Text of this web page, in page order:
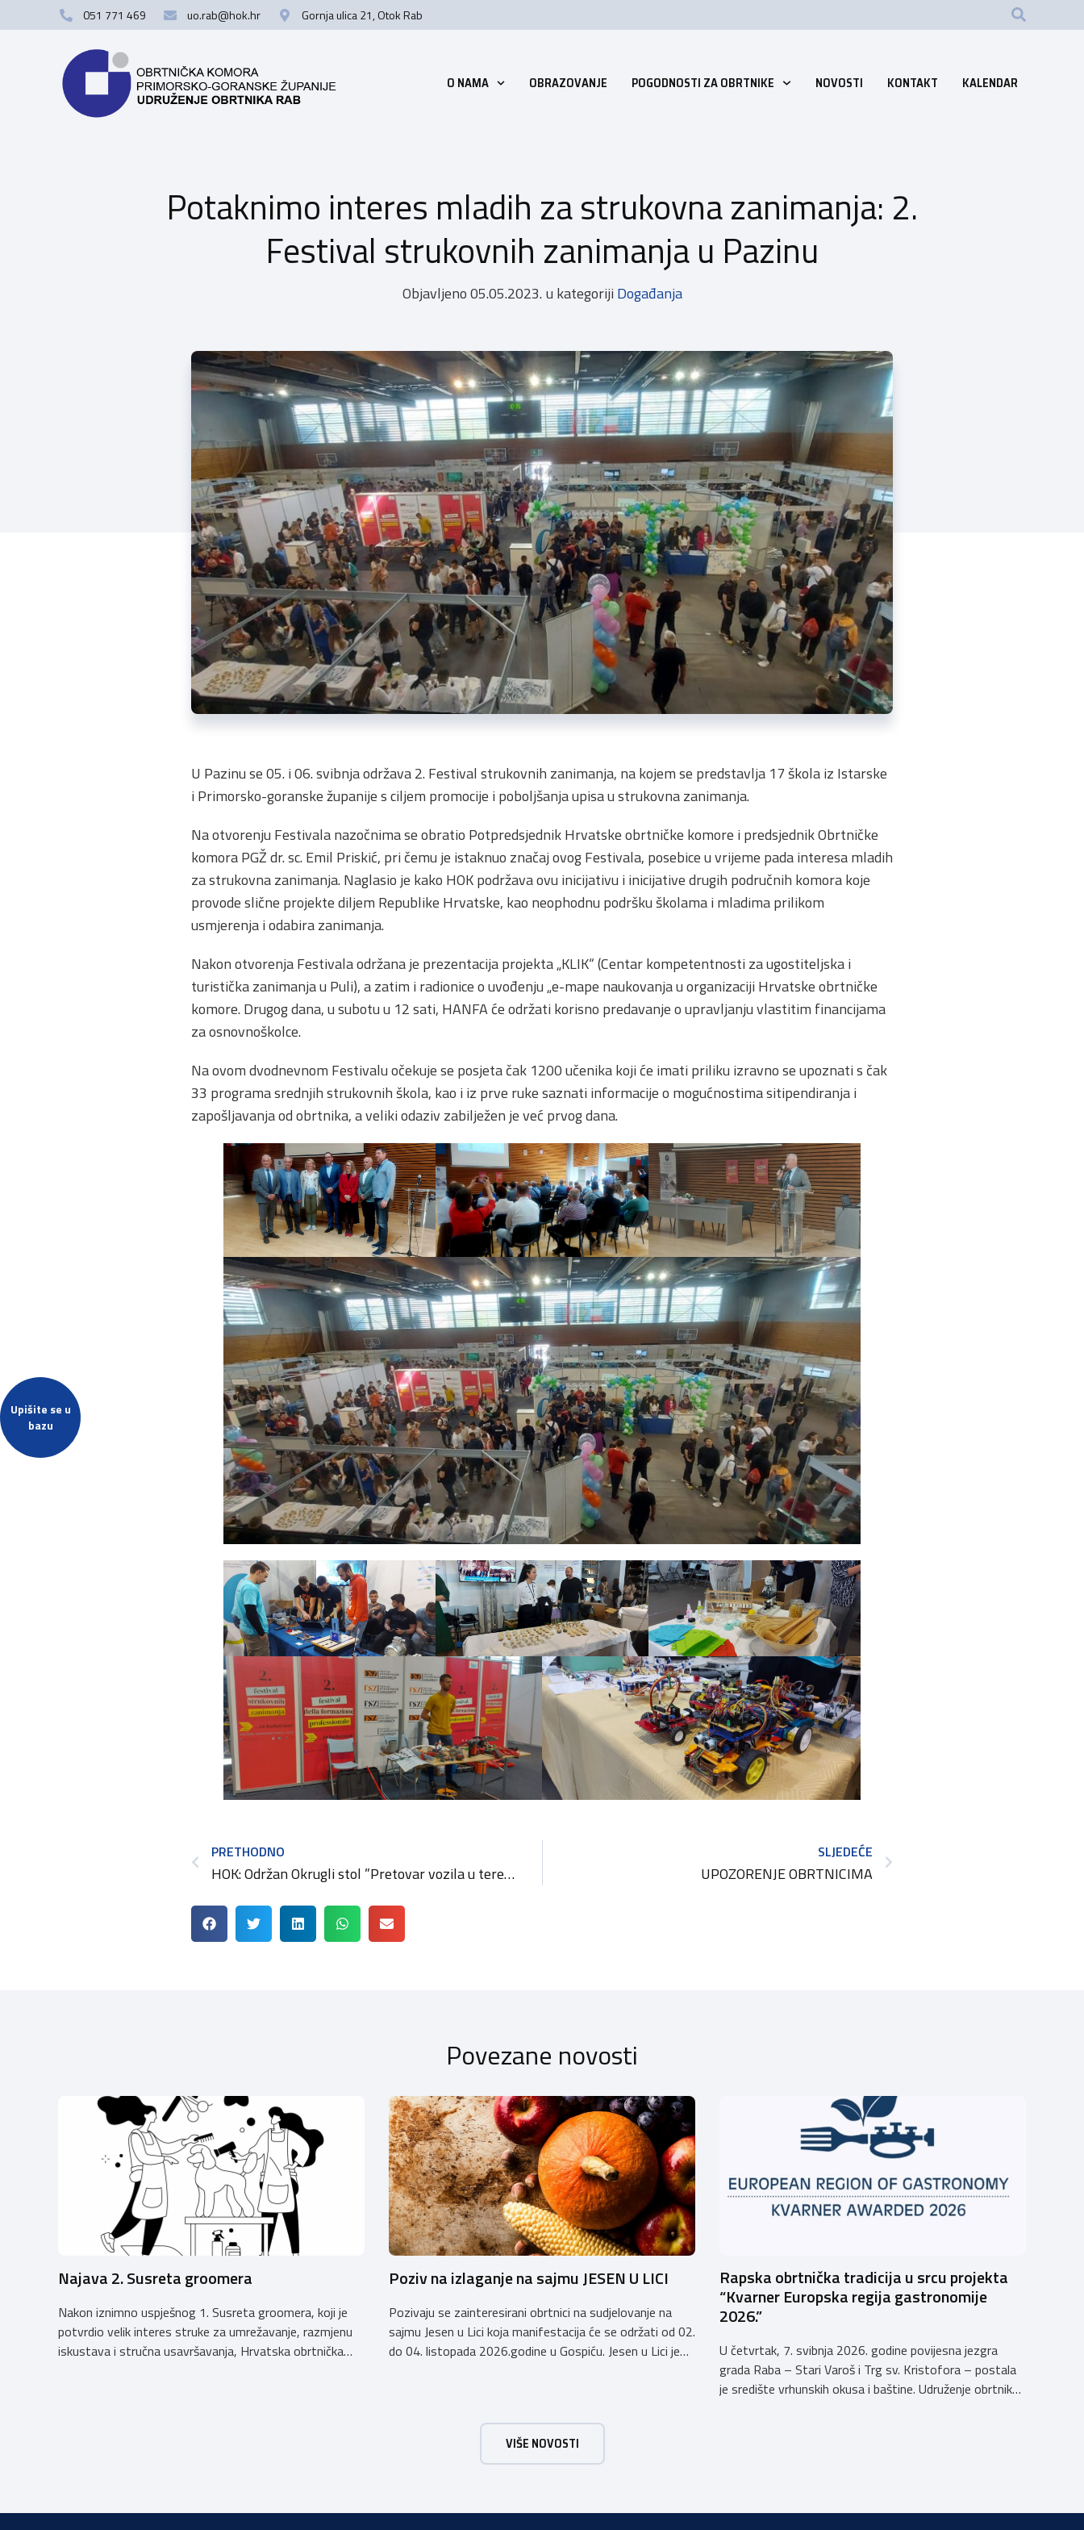
Upišite se u
bazu
051 771 469 uo.rab@hok.hr Gornja ulica 21, Otok Rab
O NAMA OBRAZOVANJE POGODNOSTI ZA OBRTNIKE NOVOSTI KONTAKT KALENDAR
Potaknimo interes mladih za strukovna zanimanja: 2.
Festival strukovnih zanimanja u Pazinu
Objavljeno05.05.2023. u kategoriji Događanja
U Pazinu se 05. i 06. svibnja održava 2. Festival strukovnih zanimanja, na kojem se predstavlja 17 škola iz Istarske
i Primorsko-goranske županije s ciljem promocije i poboljšanja upisa u strukovna zanimanja.
Na otvorenju Festivala nazočnima se obratio Potpredsjednik Hrvatske obrtničke komore i predsjednik Obrtničke
komora PGŽ dr. sc. Emil Priskić, pri čemu je istaknuo značaj ovog Festivala, posebice u vrijeme pada interesa mladih
za strukovna zanimanja. Naglasio je kako HOK podržava ovu inicijativu i inicijative drugih područnih komora koje
provode slične projekte diljem Republike Hrvatske, kao neophodnu podršku školama i mladima prilikom
usmjerenja i odabira zanimanja.
Nakon otvorenja Festivala održana je prezentacija projekta „KLIK“ (Centar kompetentnosti za ugostiteljska i
turistička zanimanja u Puli), a zatim i radionice o uvođenju „e-mape naukovanja u organizaciji Hrvatske obrtničke
komore. Drugog dana, u subotu u 12 sati, HANFA će održati korisno predavanje o upravljanju vlastitim financijama
za osnovnoškolce.
Na ovom dvodnevnom Festivalu očekuje se posjeta čak 1200 učenika koji će imati priliku izravno se upoznati s čak
33 programa srednjih strukovnih škola, kao i iz prve ruke saznati informacije o mogućnostima sitipendiranja i
zapošljavanja od obrtnika, a veliki odaziv zabilježen je već prvog dana.
PRETHODNO
HOK: Održan Okrugli stol ”Pretovar vozila u teretnom prijevozu: nova rješenja za stare probleme“
SLJEDEĆE
UPOZORENJE OBRTNICIMA
Povezane novosti
Najava 2. Susreta groomera
Nakon iznimno uspješnog 1. Susreta groomera, koji je
potvrdio velik interes struke za umrežavanje, razmjenu
iskustava i stručna usavršavanja, Hrvatska obrtnička
Poziv na izlaganje na sajmu JESEN U LICI
Pozivaju se zainteresirani obrtnici na sudjelovanje na
sajmu Jesen u Lici koja manifestacija će se održati od 02.
do 04. listopada 2026.godine u Gospiću. Jesen u Lici je
županije. Organizator izložbe […]
Rapska obrtnička tradicija u srcu projekta
“Kvarner Europska regija gastronomije
2026.”
U četvrtak, 7. svibnja 2026. godine povijesna jezgra
grada Raba – Stari Varoš i Trg sv. Kristofora – postala
je središte vrhunskih okusa i baštine. Udruženje obrtnika
VIŠE NOVOSTI